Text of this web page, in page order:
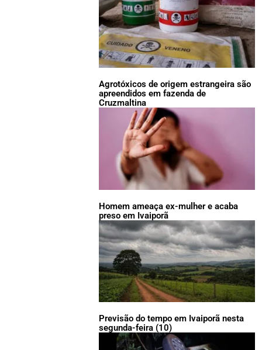
Agrotóxicos de origem estrangeira são
apreendidos em fazenda de
Cruzmaltina
Homem ameaça ex-mulher e acaba
preso em Ivaiporã
Previsão do tempo em Ivaiporã nesta
segunda-feira (10)